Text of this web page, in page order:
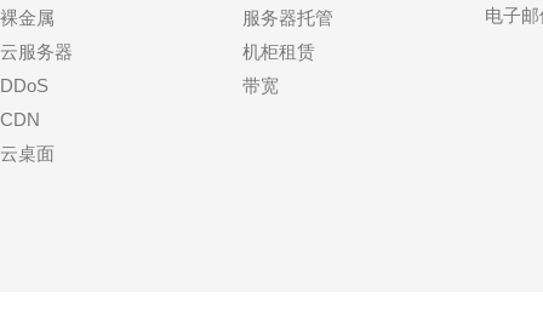
裸金属
云服务器
DDoS
CDN
云桌面
服务器托管
机柜租赁
带宽
电子